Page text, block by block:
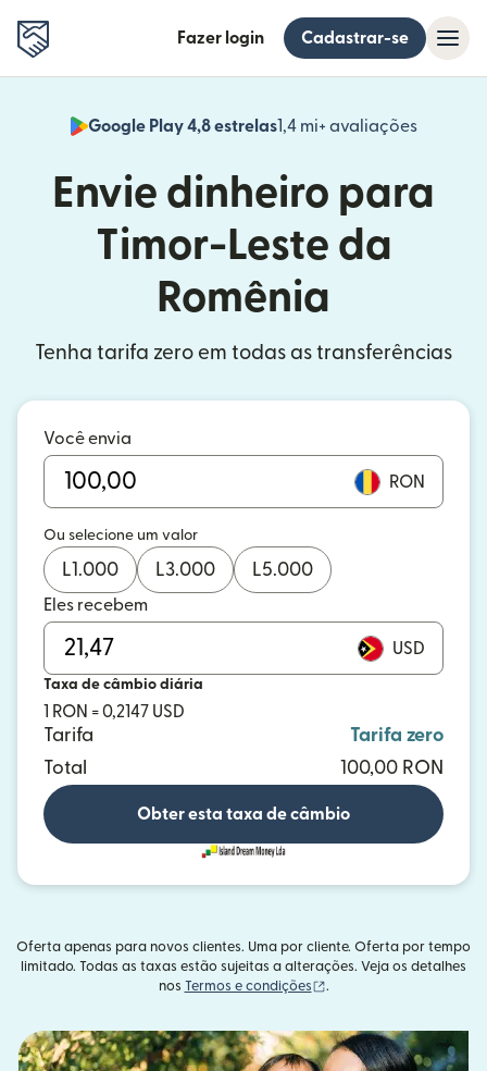
Fazer login Cadastrar-se
Google Play 4,8 estrelas1,4 mi+ avaliações
(abre
Envie dinheiro para
Timor-Leste da
Romênia
Tenha tarifa zero em todas as transferências
Você envia
RON
Ou selecione um valor
L1.000 L3.000 L5.000
Eles recebem
USD
Taxa de câmbio diária
1 RON = 0,2147 USD
Tarifa
Tarifa zero
Total
100,00 RON
Obter esta taxa de câmbio
Oferta apenas para novos clientes. Uma por cliente. Oferta por tempo
limitado. Todas as taxas estão sujeitas a alterações. Veja os detalhes
nos Termos e condições (abre em uma nova
.